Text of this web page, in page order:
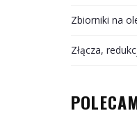
Zbiorniki na
Złącza,